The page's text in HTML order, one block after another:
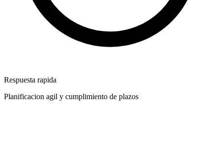
Respuesta rapida
Planificacion agil y cumplimiento de plazos